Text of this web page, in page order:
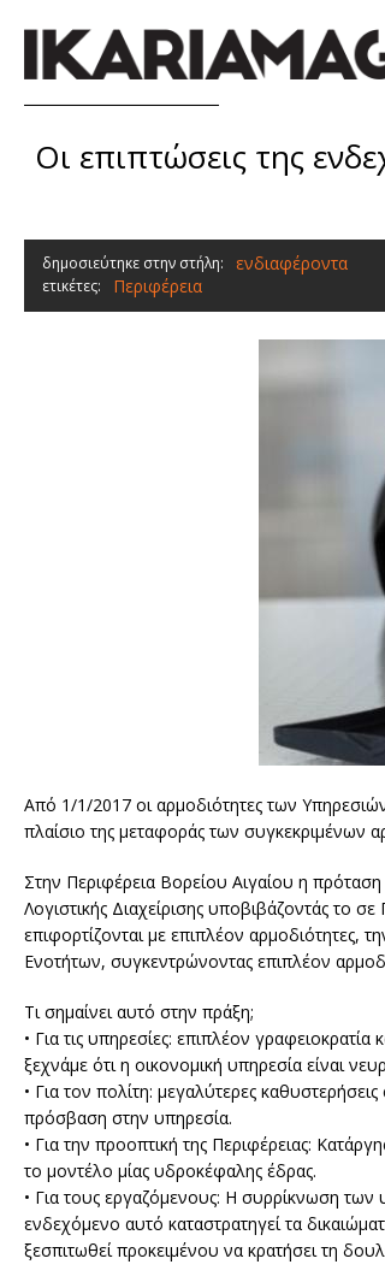
Οι επιπτώσεις της
δημοσιεύτηκε στην στήλη: ενδιαφέροντα
ετικέτες: Περιφέρεια
Από 1/1/2017 οι αρμοδιότητες των
πλαίσιο της μεταφοράς των συγκεκριμένων
Στην Περιφέρεια Βορείου Αιγαίου η
Λογιστικής Διαχείρισης υποβιβάζοντάς το
επιφορτίζονται με επιπλέον αρμοδιότητες,
Ενοτήτων, συγκεντρώνοντας επιπλέον
Τι σημαίνει αυτό στην πράξη;
• Για τις υπηρεσίες: επιπλέον
ξεχνάμε ότι η οικονομική υπηρεσία είναι
• Για τον πολίτη: μεγαλύτερες
πρόσβαση στην υπηρεσία.
• Για την προοπτική της Περιφέρειας:
το μοντέλο μίας υδροκέφαλης έδρας.
• Για τους εργαζόμενους: Η συρρίκνωση
ενδεχόμενο αυτό καταστρατηγεί τα
ξεσπιτωθεί προκειμένου να κρατήσει τη